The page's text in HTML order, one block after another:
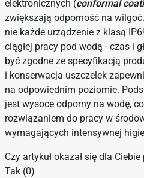
elektronicznych (conformal
zwiększają odporność na
nie każde urządzenie z klasą
ciągłej pracy pod wodą - czas i
być zgodne ze specyfikacją
i konserwacja uszczelek
na odpowiednim poziomie.
jest wysoce odporny na wodę,
rozwiązaniem do pracy w
wymagających intensywnej
Czy artykuł okazał się dla
Tak (0)